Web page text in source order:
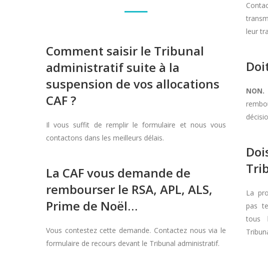
Comment saisir le Tribunal
administratif suite à la
suspension de vos allocations
CAF ?
Il vous suffit de remplir le formulaire et nous vous
contactons dans les meilleurs délais.
La CAF vous demande de
rembourser le RSA, APL, ALS,
Prime de Noël…
Vous contestez cette demande. Contactez nous via le
formulaire de recours devant le Tribunal administratif.
leur
NON.
La
pas
tous